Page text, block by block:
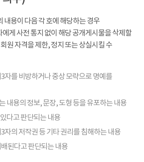
내용이 다음 각 호에 해당하는 경우
게 사전 통지 없이 해당 공개게시물을 삭제할
원 자격을 제한, 정지 또는 상실시킬 수
자를 비방하거나 중상 모략으로 명예를
내용의 정보, 문장, 도형 등을 유포하는 내용
다고 판단되는 내용
자의 저작권 등 기타 권리를 침해하는 내용
된다고 판단되는 내용